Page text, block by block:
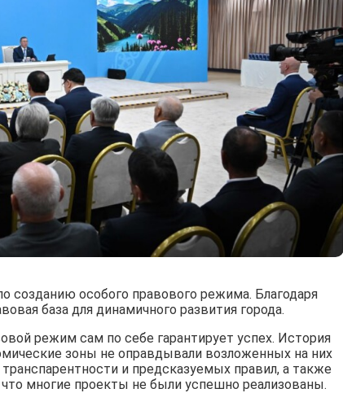
созданию особого правового режима. Благодаря
база для динамичного развития города.
режим сам по себе гарантирует успех. История
зоны не оправдывали возложенных на них
и предсказуемых правил, а также
многие проекты не были успешно реализованы.